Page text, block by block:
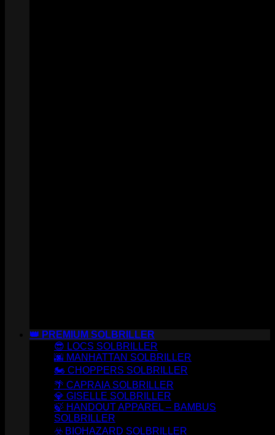
👑 PREMIUM SOLBRILLER
😎 LOCS SOLBRILLER
🌆 MANHATTAN SOLBRILLER
🏍️ CHOPPERS SOLBRILLER
🌴 CAPRAIA SOLBRILLER
💎 GISELLE SOLBRILLER
🍃 HANDOUT APPAREL – BAMBUS
SOLBRILLER
☣️ BIOHAZARD SOLBRILLER